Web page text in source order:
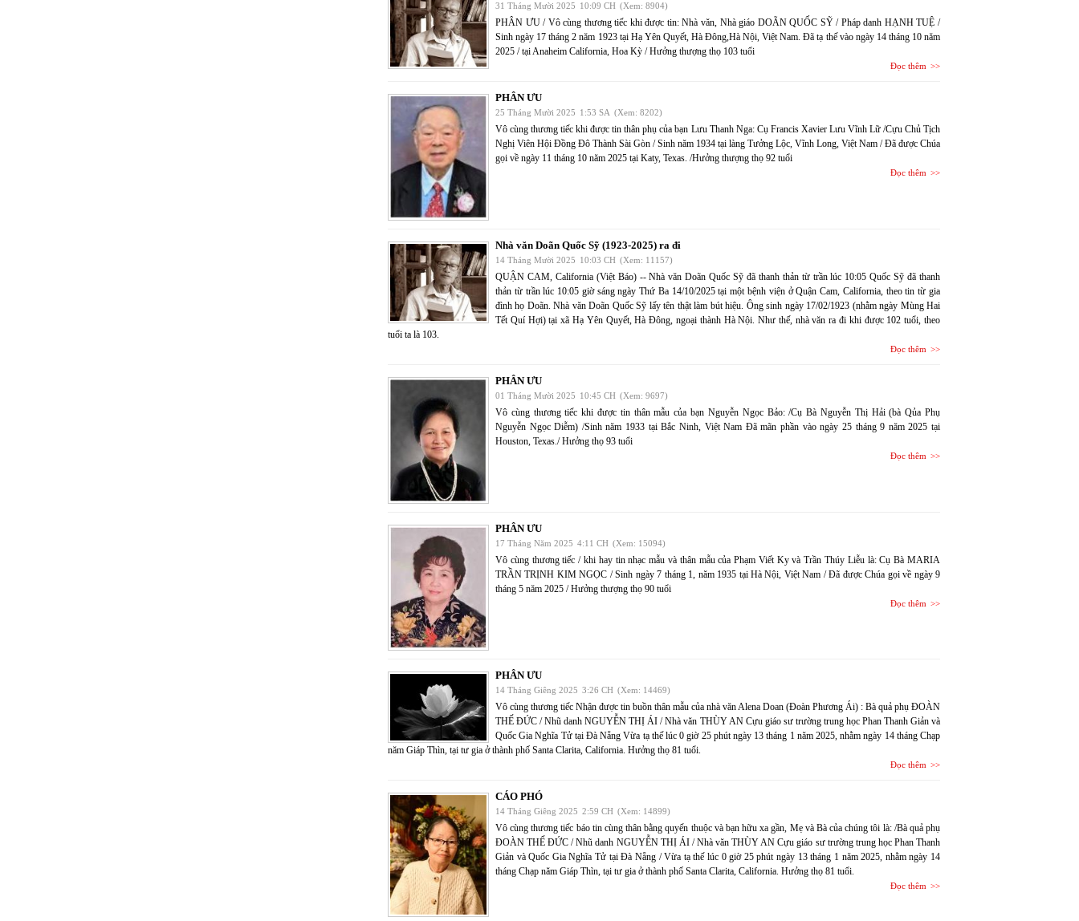
31 Tháng Mười 2025 10:09 CH (Xem: 8904)
PHÂN ƯU / Vô cùng thương tiếc khi được tin: Nhà văn, Nhà giáo DOÃN QUỐC SỸ / Pháp danh HẠNH TUỆ /
Sinh ngày 17 tháng 2 năm 1923 tại Hạ Yên Quyết, Hà Đông,Hà Nội, Việt Nam. Đã tạ thế vào ngày 14 tháng 10 năm
2025 / tại Anaheim California, Hoa Kỳ / Hưởng thượng thọ 103 tuổi
Đọc thêm
PHÂN ƯU
25 Tháng Mười 2025 1:53 SA (Xem: 8202)
Vô cùng thương tiếc khi được tin thân phụ của bạn Lưu Thanh Nga: Cụ Francis Xavier Lưu Vĩnh Lữ /Cựu Chủ Tịch
Nghị Viên Hội Đồng Đô Thành Sài Gòn / Sinh năm 1934 tại làng Tưởng Lộc, Vĩnh Long, Việt Nam / Đã được Chúa
gọi về ngày 11 tháng 10 năm 2025 tại Katy, Texas. /Hưởng thượng thọ 92 tuổi
Đọc thêm
Nhà văn Doãn Quốc Sỹ (1923-2025) ra đi
14 Tháng Mười 2025 10:03 CH (Xem: 11157)
QUẬN CAM, California (Việt Báo) -- Nhà văn Doãn Quốc Sỹ đã thanh thản từ trần lúc 10:05 Quốc Sỹ đã thanh
thản từ trần lúc 10:05 giờ sáng ngày Thứ Ba 14/10/2025 tại một bệnh viện ở Quận Cam, California, theo tin từ gia
đình họ Doãn. Nhà văn Doãn Quốc Sỹ lấy tên thật làm bút hiệu. Ông sinh ngày 17/02/1923 (nhằm ngày Mùng Hai
Tết Quí Hợi) tại xã Hạ Yên Quyết, Hà Đông, ngoại thành Hà Nội. Như thế, nhà văn ra đi khi được 102 tuổi, theo
tuổi ta là 103.
Đọc thêm
PHÂN ƯU
01 Tháng Mười 2025 10:45 CH (Xem: 9697)
Vô cùng thương tiếc khi được tin thân mẫu của bạn Nguyễn Ngọc Bảo: /Cụ Bà Nguyễn Thị Hải (bà Qủa Phụ
Nguyễn Ngọc Diễm) /Sinh năm 1933 tại Bắc Ninh, Việt Nam Đã mãn phần vào ngày 25 tháng 9 năm 2025 tại
Houston, Texas./ Hưởng thọ 93 tuổi
Đọc thêm
PHÂN ƯU
17 Tháng Năm 2025 4:11 CH (Xem: 15094)
Vô cùng thương tiếc / khi hay tin nhạc mẫu và thân mẫu của Phạm Viết Ky và Trần Thúy Liễu là: Cụ Bà MARIA
TRẦN TRỊNH KIM NGỌC / Sinh ngày 7 tháng 1, năm 1935 tại Hà Nội, Việt Nam / Đã được Chúa gọi về ngày 9
tháng 5 năm 2025 / Hưởng thượng thọ 90 tuổi
Đọc thêm
PHÂN ƯU
14 Tháng Giêng 2025 3:26 CH (Xem: 14469)
Vô cùng thương tiếc Nhận được tin buồn thân mẫu của nhà văn Alena Doan (Đoàn Phương Ái) : Bà quả phụ ĐOÀN
THẾ ĐỨC / Nhũ danh NGUYỄN THỊ ÁI / Nhà văn THÙY AN Cựu giáo sư trường trung học Phan Thanh Giản và
Quốc Gia Nghĩa Tử tại Đà Nẵng Vừa tạ thế lúc 0 giờ 25 phút ngày 13 tháng 1 năm 2025, nhằm ngày 14 tháng Chạp
năm Giáp Thìn, tại tư gia ở thành phố Santa Clarita, California. Hưởng thọ 81 tuổi.
Đọc thêm
CÁO PHÓ
14 Tháng Giêng 2025 2:59 CH (Xem: 14899)
Vô cùng thương tiếc báo tin cùng thân bằng quyến thuộc và bạn hữu xa gần, Mẹ và Bà của chúng tôi là: /Bà quả phụ
ĐOÀN THẾ ĐỨC / Nhũ danh NGUYỄN THỊ ÁI / Nhà văn THÙY AN Cựu giáo sư trường trung học Phan Thanh
Giản và Quốc Gia Nghĩa Tử tại Đà Nẵng / Vừa tạ thế lúc 0 giờ 25 phút ngày 13 tháng 1 năm 2025, nhằm ngày 14
tháng Chạp năm Giáp Thìn, tại tư gia ở thành phố Santa Clarita, California. Hưởng thọ 81 tuổi.
Đọc thêm